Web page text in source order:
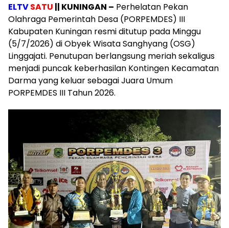
ELTVSATU || KUNINGAN – Perhelatan Pekan
Olahraga Pemerintah Desa (PORPEMDES) III
Kabupaten Kuningan resmi ditutup pada Minggu
(5/7/2026) di Obyek Wisata Sanghyang (OSG)
Linggajati. Penutupan berlangsung meriah sekaligus
menjadi puncak keberhasilan Kontingen Kecamatan
Darma yang keluar sebagai Juara Umum
PORPEMDES III Tahun 2026.